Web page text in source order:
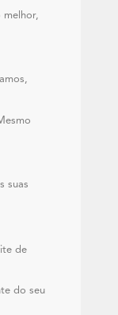
melhor,
suas
de
do seu